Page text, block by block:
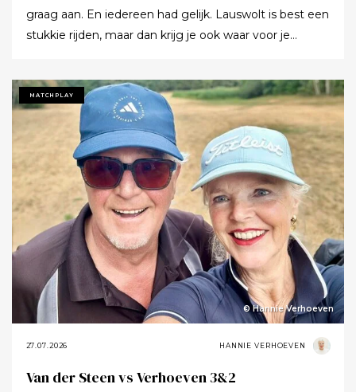
graag aan. En iedereen had gelijk. Lauswolt is best een
stukkie rijden, maar dan krijg je ook waar voor je
twaalf heb gezegd dat ik het zo’n mooie baan vond.
Tot ik uiteindelijk aankondigde dat ik het nu echt niet
meer ging zeggen.
MATCHPLAY
© Hannie Verhoeven
27.07.2026 HANNIE VERHOEVEN
Van der Steen vs Verhoeven 3&2